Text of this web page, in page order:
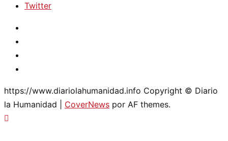
Twitter
https://www.diariolahumanidad.info Copyright © Diario
la Humanidad
CoverNews por AF themes.